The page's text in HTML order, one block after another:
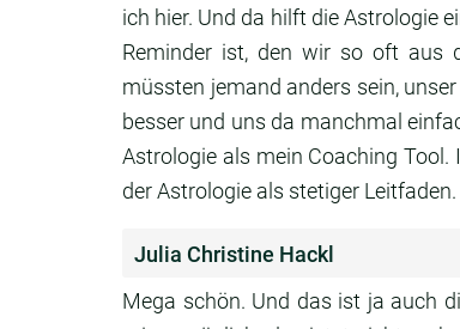
ich hier. Und da hilft die Astrologie
Reminder ist, den wir so oft aus
müssten jemand anders sein,
besser und uns da manchmal
Astrologie als mein Coaching Tool.
der Astrologie als stetiger Leitfaden.
Julia Christine Hackl
Mega schön. Und das ist ja auch